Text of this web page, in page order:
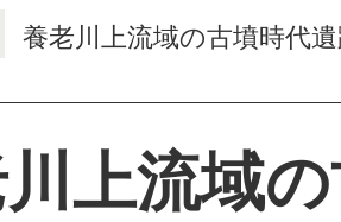
養老川上流域の古墳時代
上流域